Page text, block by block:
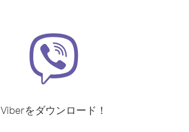
Viberをダウンロード！